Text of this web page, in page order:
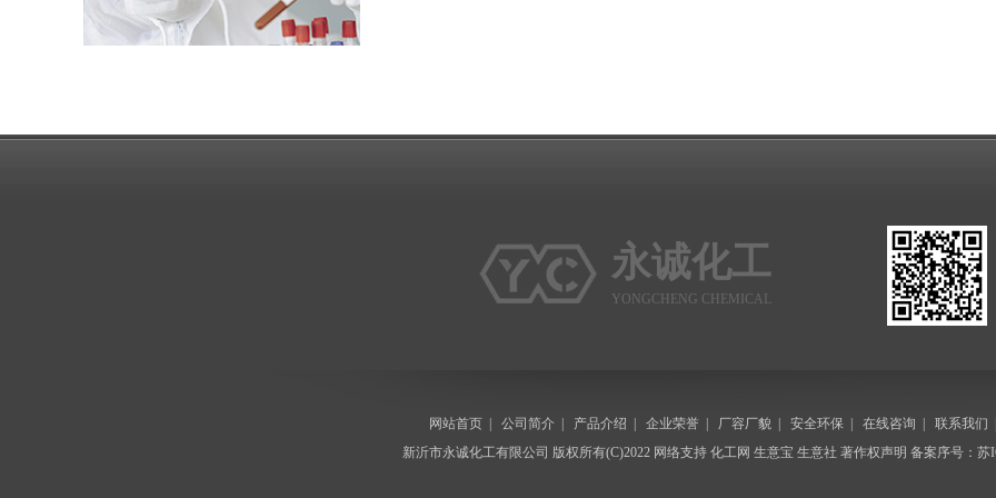
永诚化工
YONGCHENG CHEMICAL
网站首页 公司简介 产品介绍 企业荣誉 厂容厂貌 安全环保 在线咨询 联系我们
新沂市永诚化工有限公司 版权所有(C)2022 网络支持 化工网 生意宝 生意社 著作权声明 备案序号：苏